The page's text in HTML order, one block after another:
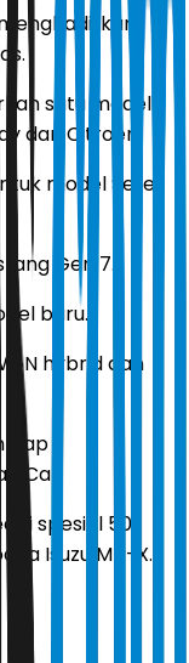
satu model
dari Citroen.
model Seres
Gen 7.
baru.
hybrid dan
siap
Car.
spesial 50
Isuzu MU-X.